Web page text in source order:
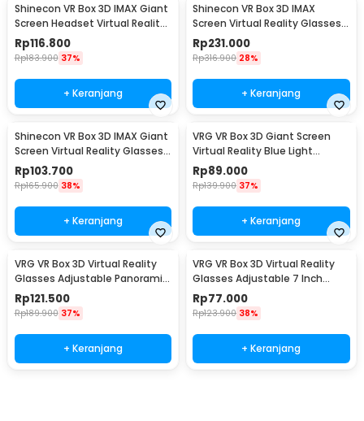
Shinecon VR Box 3D IMAX Giant
Screen Headset Virtual Reality
Glasses - SC-G15
Rp116.800
Rp183.900 37%
+ Keranjang
Shinecon VR Box 3D IMAX
Screen Virtual Reality Glasses
With Headphone - SC-G15E
Rp231.000
Rp316.900 28%
+ Keranjang
Shinecon VR Box 3D IMAX Giant
Screen Virtual Reality Glasses -
SC-G06A
Rp103.700
Rp165.900 38%
+ Keranjang
VRG VR Box 3D Giant Screen
Virtual Reality Blue Light
Glasses - Pro-X7
Rp89.000
Rp139.900 37%
+ Keranjang
VRG VR Box 3D Virtual Reality
Glasses Adjustable Panoramic
AR HD - Q8
Rp121.500
Rp189.900 37%
+ Keranjang
VRG VR Box 3D Virtual Reality
Glasses Adjustable 7 Inch
Smartphone - PRO
Rp77.000
Rp123.900 38%
+ Keranjang